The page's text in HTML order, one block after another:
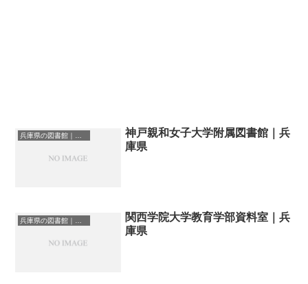
神戸親和女子大学附属図書館｜兵
庫県
関西学院大学教育学部資料室｜兵
庫県